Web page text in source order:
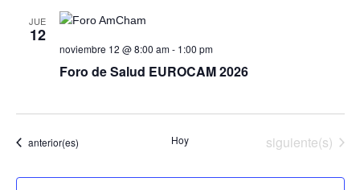
JUE
12
noviembre 12 @ 8:00 am- 1:00 pm
Foro de Salud EUROCAM 2026
Eventos
anterior(es) Hoy Eventos
siguiente(s)